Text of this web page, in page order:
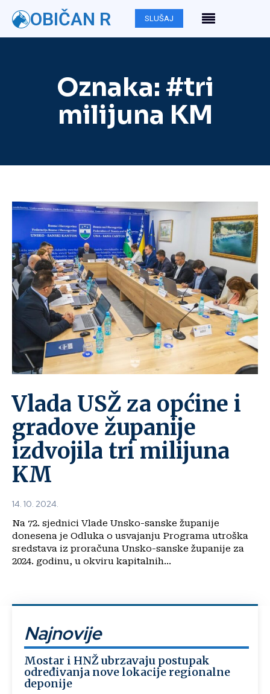
OBIČAN R SLUŠAJ
Oznaka: #tri
milijuna KM
Vlada USŽ za općine i
gradove županije
izdvojila tri milijuna
KM
14. 10. 2024.
Na 72. sjednici Vlade Unsko-sanske županije
donesena je Odluka o usvajanju Programa utroška
sredstava iz proračuna Unsko-sanske županije za
2024. godinu, u okviru kapitalnih...
Najnovije
Mostar i HNŽ ubrzavaju postupak
određivanja nove lokacije regionalne
deponije